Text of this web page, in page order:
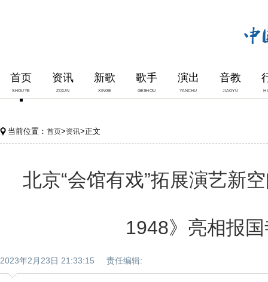
首页
SHOUYE
资讯
ZIXUN
新歌
XINGE
歌手
GESHOU
演出
YANCHU
音教
JIAOYU
当前位置： 首页>资讯>正文
北京“会馆有戏”拓展演艺新
1948》亮相报
2023年2月23日 21:33:15 责任编辑: